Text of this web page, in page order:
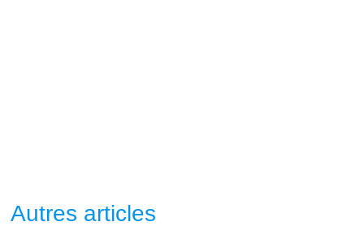
Autres articles